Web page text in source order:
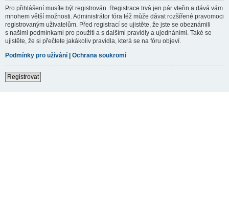
Pro přihlášení musíte být registrován. Registrace trvá jen pár vteřin a dává vám
mnohem větší možnosti. Administrátor fóra též může dávat rozšířené pravomoci
registrovaným uživatelům. Před registrací se ujistěte, že jste se obeznámili
s našimi podmínkami pro použití a s dalšími pravidly a ujednáními. Také se
ujistěte, že si přečtete jakákoliv pravidla, která se na fóru objeví.
Podmínky pro užívání | Ochrana soukromí
Registrovat